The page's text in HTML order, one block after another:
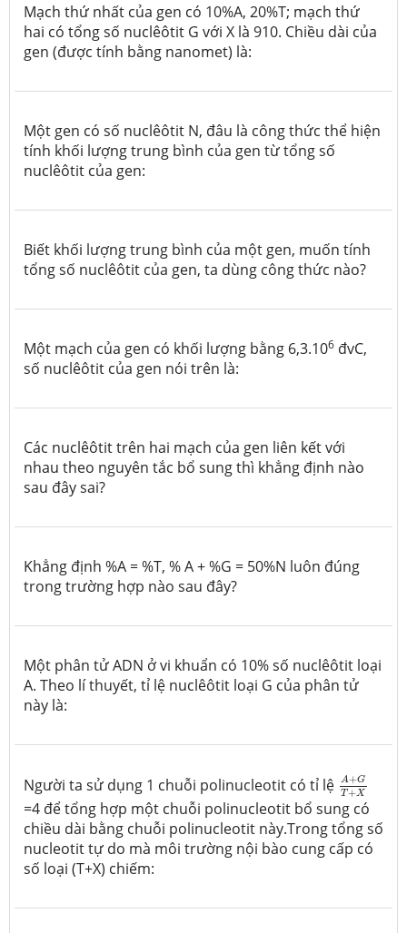
Mạch thứ nhất của gen có 10%A, 20%T; mạch thứ
hai có tổng số nuclêôtit G với X là 910. Chiều dài của
gen (được tính bằng nanomet) là:
Một gen có số nuclêôtit N, đâu là công thức thể hiện
tính khối lượng trung bình của gen từ tổng số
nuclêôtit của gen:
Biết khối lượng trung bình của một gen, muốn tính
tổng số nuclêôtit của gen, ta dùng công thức nào?
Một mạch của gen có khối lượng bằng 6,3.106 đvC,
số nuclêôtit của gen nói trên là:
Các nuclêôtit trên hai mạch của gen liên kết với
nhau theo nguyên tắc bổ sung thì khẳng định nào
sau đây sai?
Khẳng định %A = %T, % A + %G = 50%N luôn đúng
trong trường hợp nào sau đây?
Một phân tử ADN ở vi khuẩn có 10% số nuclêôtit loại
A. Theo lí thuyết, tỉ lệ nuclêôtit loại G của phân tử
này là:
Người ta sử dụng 1 chuỗi polinucleotit có tỉ lệ A+G
T +X
A + G
=4 để tổng hợp một chuỗi polinucleotit bổ sung có
chiều dài bằng chuỗi polinucleotit này.Trong tổng số
nucleotit tự do mà môi trường nội bào cung cấp có
số loại (T+X) chiếm: